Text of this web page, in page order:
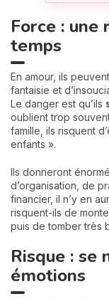
Force : une
temps
En amour, ils
fantaisie et
Le danger est qu’ils
oublient trop
famille, ils risquent
enfants ».
Ils donneront
d’organisation, de
financier, il n’y en
risquent-ils de
puis de tomber très
Risque : se
émotions